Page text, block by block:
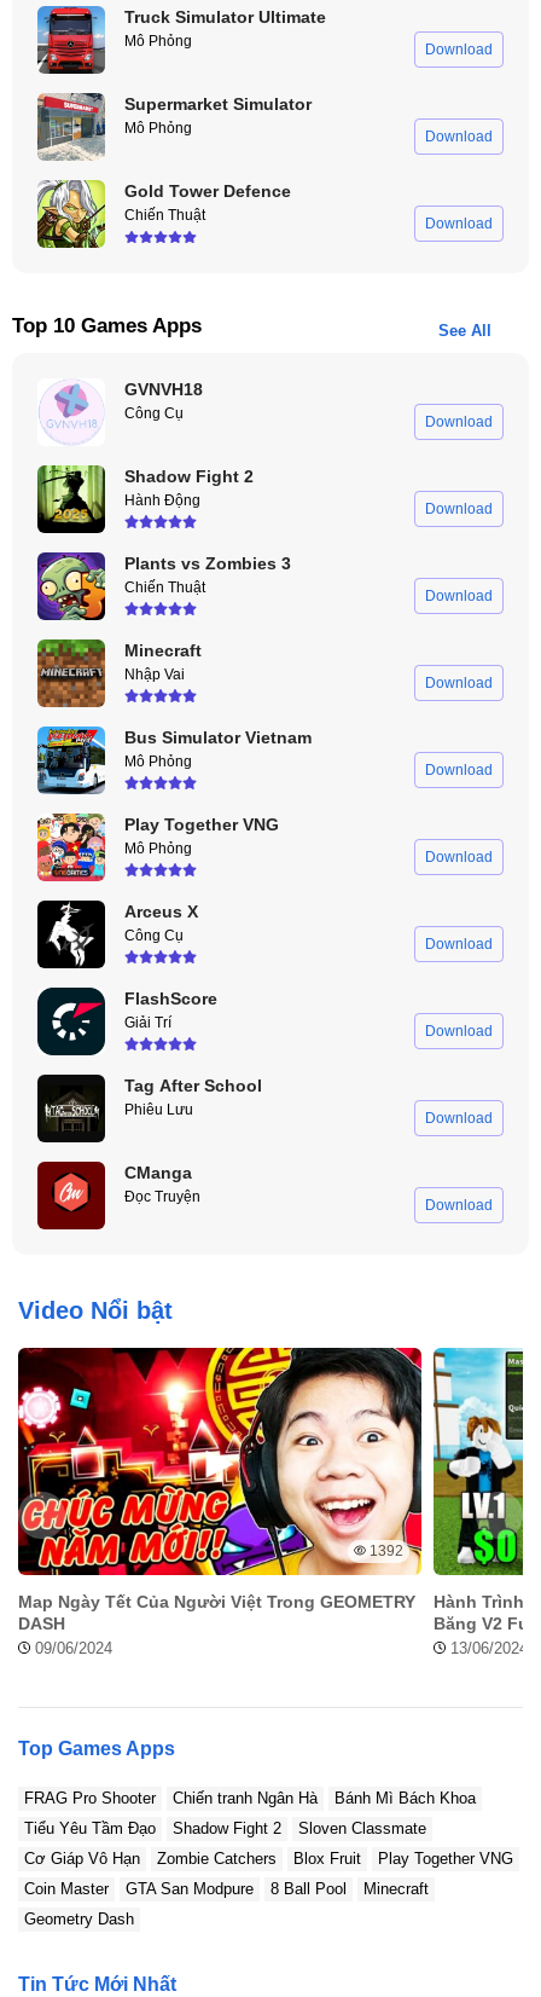
Truck Simulator Ultimate
Mô Phỏng Download
Supermarket Simulator
Mô Phỏng Download
Gold Tower Defence
Chiến Thuật Download
Top 10 Games Apps See All
GVNVH18
Công Cụ Download
Shadow Fight 2
Hành Động Download
Plants vs Zombies 3
Chiến Thuật Download
Minecraft
Nhập Vai Download
Bus Simulator Vietnam
Mô Phỏng Download
Play Together VNG
Mô Phỏng Download
Arceus X
Công Cụ Download
FlashScore
Giải Trí Download
Tag After School
Phiêu Lưu Download
CManga
Đọc Truyện Download
Video Nổi bật
1392
Map Ngày Tết Của Người Việt Trong GEOMETRY
DASH
09/06/2024
Hành Trình
Băng V2
13/06/2024
Top Games Apps
FRAG Pro Shooter Chiến tranh Ngân Hà
Bánh Mì Bách Khoa
Tiểu Yêu Tầm Đạo
Shadow Fight 2
Sloven Classmate
Cơ Giáp Vô Hạn
Zombie Catchers Blox Fruit
Play Together VNG
Coin Master
GTA San Modpure 8 Ball Pool
Minecraft
Geometry Dash
Tin Tức Mới Nhất